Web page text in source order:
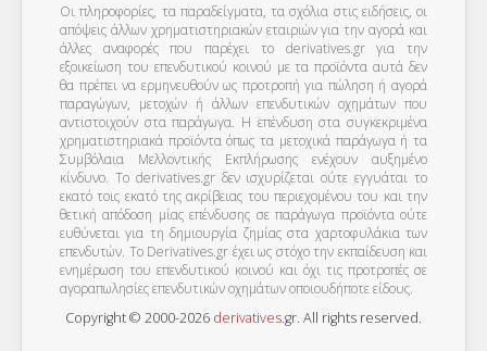
Οι πληροφορίες, τα παραδείγματα, τα σχόλια στις ειδήσεις, οι
απόψεις άλλων χρηματιστηριακών εταιριών για την αγορά και
άλλες αναφορές που παρέχει το derivatives.gr για την
εξοικείωση του επενδυτικού κοινού με τα προϊόντα αυτά δεν
θα πρέπει να ερμηνευθούν ως προτροπή για πώληση ή αγορά
παραγώγων, μετοχών ή άλλων επενδυτικών οχημάτων που
αντιστοιχούν στα παράγωγα. Η επένδυση στα συγκεκριμένα
χρηματιστηριακά προϊόντα όπως τα μετοχικά παράγωγα ή τα
Συμβόλαια Μελλοντικής Εκπλήρωσης ενέχουν αυξημένο
κίνδυνο. Το derivatives.gr δεν ισχυρίζεται ούτε εγγυάται το
εκατό τοις εκατό της ακρίβειας του περιεχομένου του και την
θετική απόδοση μίας επένδυσης σε παράγωγα προϊόντα ούτε
ευθύνεται για τη δημιουργία ζημίας στα χαρτοφυλάκια των
επενδυτών. To Derivatives.gr έχει ως στόχο την εκπαίδευση και
ενημέρωση του επενδυτικού κοινού και όχι τις προτροπές σε
αγοραπωλησίες επενδυτικών οχημάτων οποιουδήποτε είδους.
Copyright © 2000-2026 derivatives.gr. All rights reserved.